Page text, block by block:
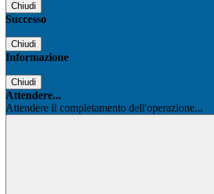
Chiudi
Successo
Chiudi
Informazione
Chiudi
Attendere...
Attendere il completamento dell'operazione...